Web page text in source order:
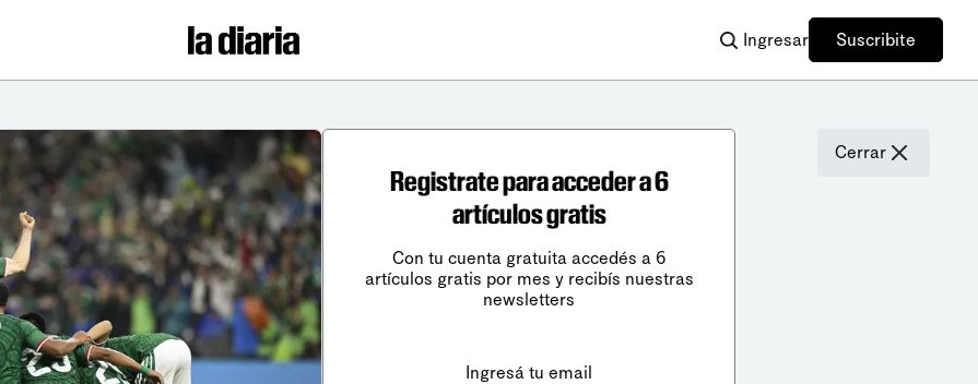
Ingresar Suscribite
Cerrar
Registrate para acceder a 6
artículos gratis
Con tu cuenta gratuita accedés a 6
artículos gratis por mes y recibís nuestras
newsletters
Ingresá tu email